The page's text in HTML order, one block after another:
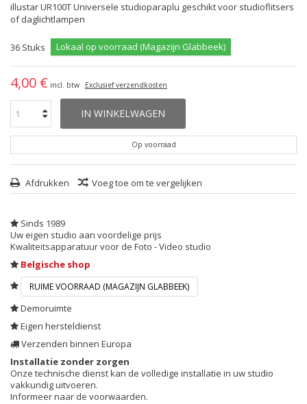
illustar UR100T Universele studioparaplu geschikt voor studioflitsers
of daglichtlampen
36 Stuks Lokaal op voorraad (Magazijn Glabbeek)
4,00 € incl. btw Exclusief verzendkosten
IN WINKELWAGEN
Op voorraad
Afdrukken Voeg toe om te vergelijken
Sinds 1989
Uw eigen studio aan voordelige prijs
Kwaliteitsapparatuur voor de Foto - Video studio
Belgische shop
RUIME VOORRAAD (MAGAZIJN GLABBEEK)
Demoruimte
Eigen hersteldienst
Verzenden binnen Europa
Installatie zonder zorgen
Onze technische dienst kan de volledige installatie in uw studio
vakkundig uitvoeren.
Informeer naar de voorwaarden.